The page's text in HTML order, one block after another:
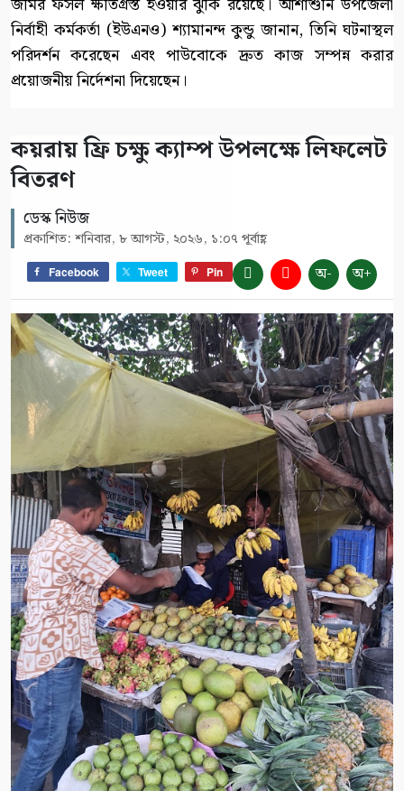
নির্বাহী কর্মকর্তা (ইউএনও) শ্যামানন্দ কুন্ডু জানান, তিনি ঘটনাস্থল
পরিদর্শন করেছেন এবং পাউবোকে দ্রুত কাজ সম্পন্ন করার
প্রয়োজনীয় নির্দেশনা দিয়েছেন।
কয়রায় ফ্রি চক্ষু ক্যাম্প উপলক্ষে লিফলেট
বিতরণ
ডেস্ক নিউজ
প্রকাশিত: শনিবার, ৮ আগস্ট, ২০২৬, ১:০৭ পূর্বাহ্ণ
Facebook Tweet Pin অ- অ+